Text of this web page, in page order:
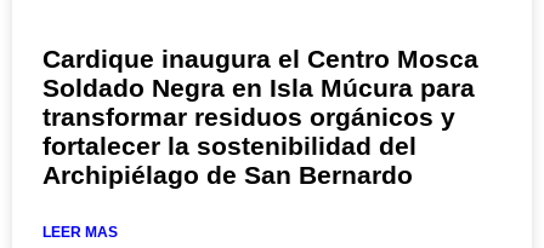
Cardique inaugura el Centro Mosca
Soldado Negra en Isla Múcura para
transformar residuos orgánicos y
fortalecer la sostenibilidad del
Archipiélago de San Bernardo
LEER MAS